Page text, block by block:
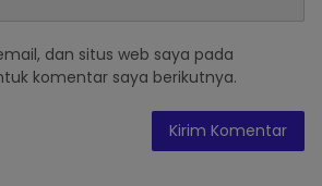
dan situs web saya pada
komentar saya berikutnya.